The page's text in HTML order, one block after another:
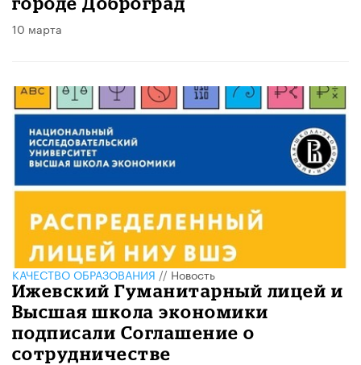
10 марта
КАЧЕСТВО ОБРАЗОВАНИЯ//Новость
Ижевский Гуманитарный лицей и
Высшая школа экономики
подписали Соглашение о
сотрудничестве